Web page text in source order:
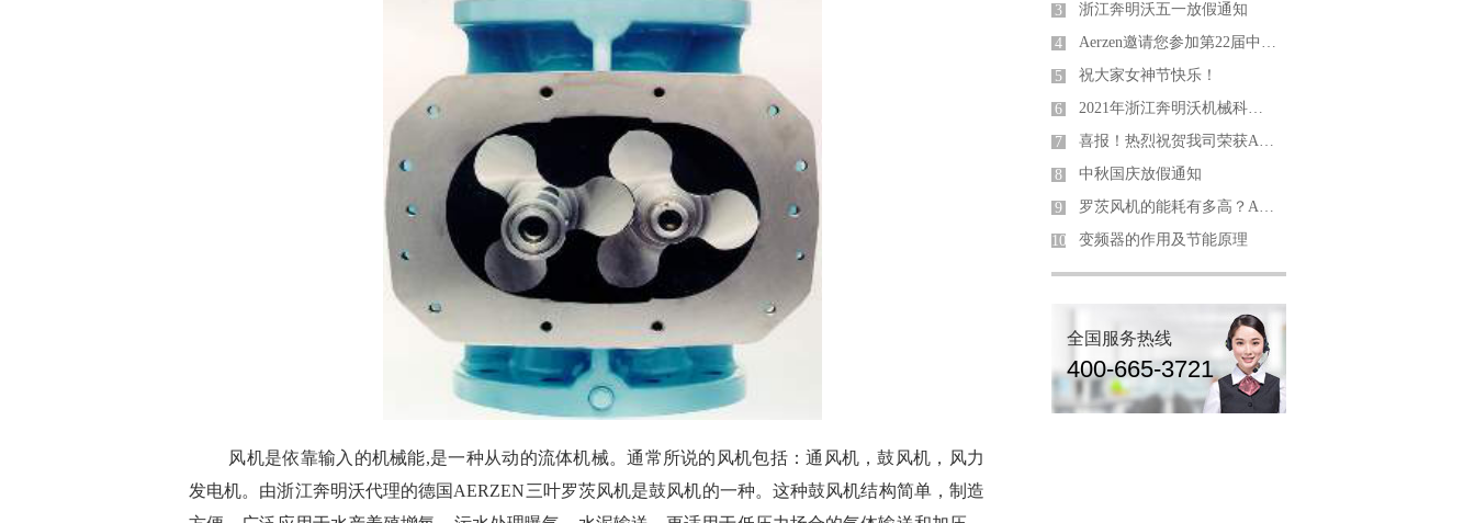
风机是依靠输入的机械能,是一种从动的流体机械。通常所说的风机包括：通风机，鼓风机，风力
发电机。由浙江奔明沃代理的德国AERZEN三叶罗茨风机是鼓风机的一种。这种鼓风机结构简单，制造
3 浙江奔明沃五一放假通知
4 Aerzen邀请您参加第22届中国环博会！
5 祝大家女神节快乐！
6 2021年浙江奔明沃机械科技有限公司春节放假通知
7 喜报！热烈祝贺我司荣获Aerzen2020年度五星级代理商称号!
8 中秋国庆放假通知
9 罗茨风机的能耗有多高？Aerzen风机用数据说话，节能率高达23%+！
10 变频器的作用及节能原理
全国服务热线
400-665-3721